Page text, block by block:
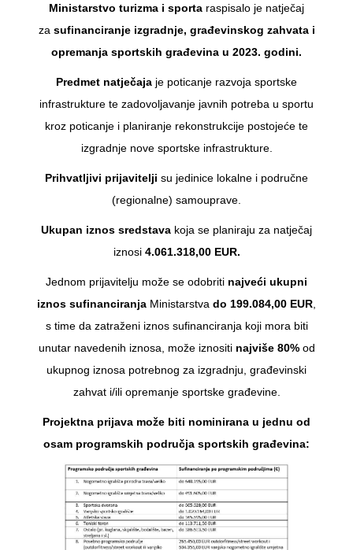
Ministarstvo turizma i sporta raspisalo je natječaj
za sufinanciranje izgradnje, građevinskog zahvata i
opremanja sportskih građevina u 2023. godini.
Predmet natječaja je poticanje razvoja sportske
infrastrukture te zadovoljavanje javnih potreba u sportu
kroz poticanje i planiranje rekonstrukcije postojeće te
izgradnje nove sportske infrastrukture.
Prihvatljivi prijavitelji su jedinice lokalne i područne
(regionalne) samouprave.
Ukupan iznos sredstava koja se planiraju za natječaj
iznosi 4.061.318,00 EUR.
Jednom prijavitelju može se odobriti najveći ukupni
iznos sufinanciranja Ministarstva do 199.084,00 EUR
s time da zatraženi iznos sufinanciranja koji mora biti
unutar navedenih iznosa, može iznositi najviše 80% od
ukupnog iznosa potrebnog za izgradnju, građevinski
zahvat i/ili opremanje sportske građevine.
Projektna prijava može biti nominirana u jednu od
osam programskih područja sportskih građevina: